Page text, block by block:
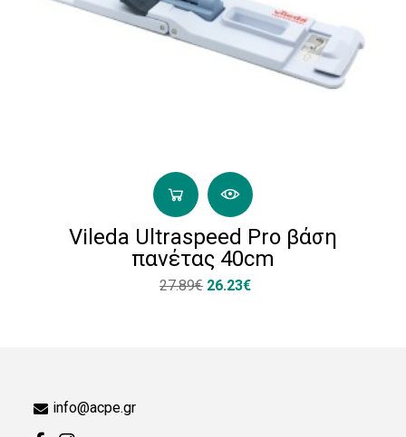
Vileda Ultraspeed Pro βάση
πανέτας 40cm
27.89€ 26.23€
info@acpe.gr